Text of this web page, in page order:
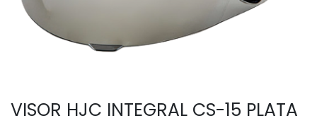
VISOR HJC INTEGRAL CS-15 PLATA